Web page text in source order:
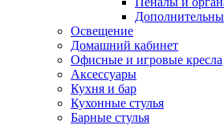
Освещение
Домашний кабинет
Офисные и игровые кресла
Аксессуары
Кухня и бар
Кухонные стулья
Барные стулья